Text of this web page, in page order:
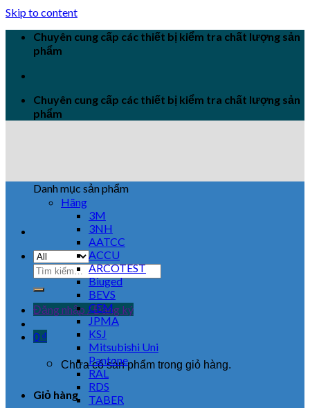
Skip to content
Chuyên cung cấp các thiết bị kiểm tra chất lượng sản
phẩm
Chuyên cung cấp các thiết bị kiểm tra chất lượng sản
phẩm
Đăng nhập / Đăng ký
0 ₫
Chưa có sản phẩm trong giỏ hàng.
Giỏ hàng
Danh mục sản phẩm
Hãng
3M
3NH
AATCC
ACCU
ARCOTEST
Biuged
BEVS
CEM
JPMA
KSJ
Mitsubishi Uni
Pantone
RAL
RDS
TABER